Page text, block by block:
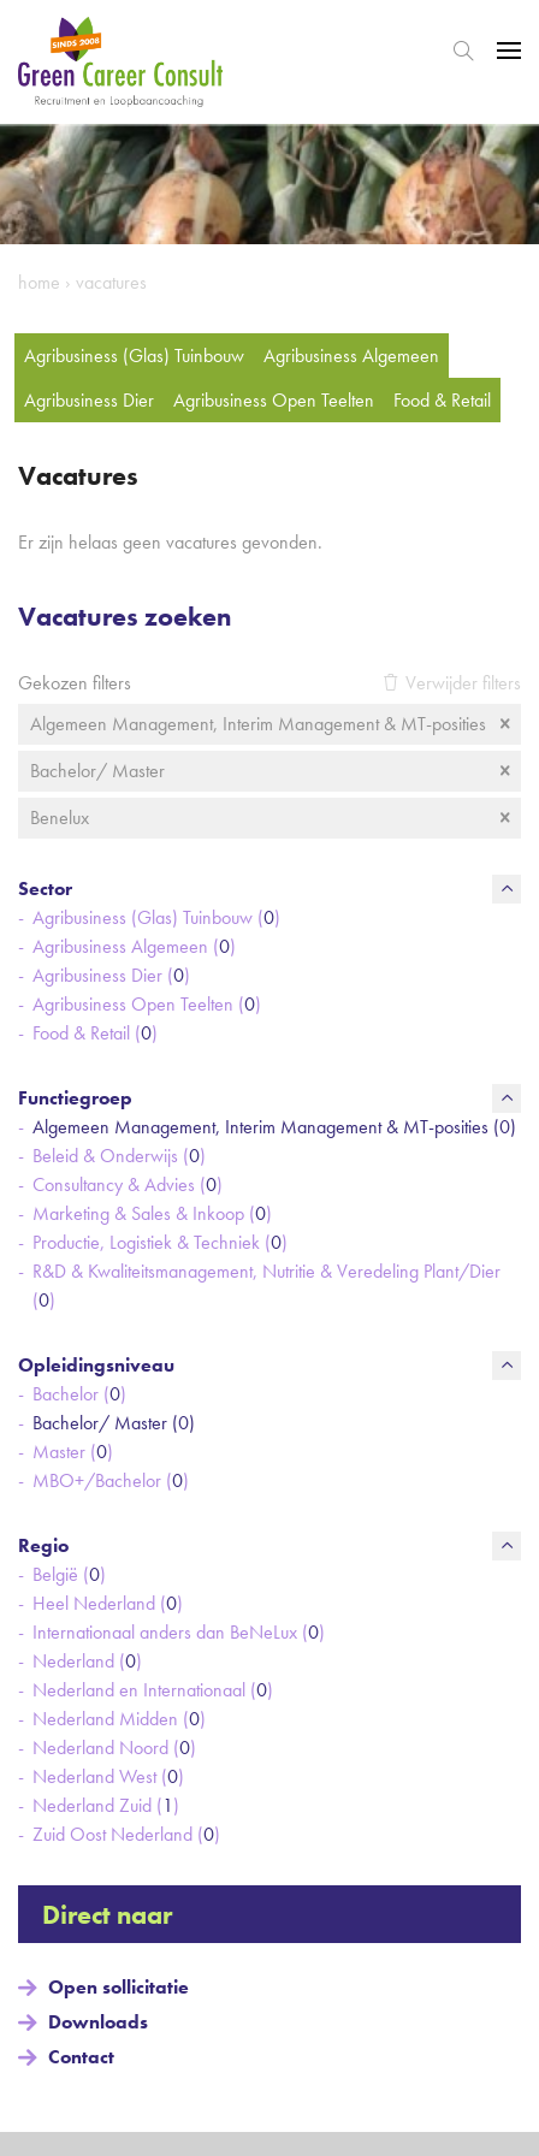
home › vacatures
Agribusiness (Glas) Tuinbouw
Agribusiness Algemeen
Agribusiness Dier
Agribusiness Open Teelten Food & Retail
Vacatures
Er zijn helaas geen vacatures gevonden.
Vacatures zoeken
Gekozen filters
Verwijder filters
Algemeen Management, Interim Management & MT-posities
Bachelor/ Master
Benelux
Sector
Agribusiness (Glas) Tuinbouw (0)
Agribusiness Algemeen (0)
Agribusiness Dier (0)
Agribusiness Open Teelten (0)
Food & Retail (0)
Functiegroep
Algemeen Management, Interim Management & MT-posities (0)
Beleid & Onderwijs (0)
Consultancy & Advies (0)
Marketing & Sales & Inkoop (0)
Productie, Logistiek & Techniek (0)
R&D & Kwaliteitsmanagement, Nutritie & Veredeling Plant/Dier
(0)
Opleidingsniveau
Bachelor (0)
Bachelor/ Master (0)
Master (0)
MBO+/Bachelor (0)
Regio
België (0)
Heel Nederland (0)
Internationaal anders dan BeNeLux (0)
Nederland (0)
Nederland en Internationaal (0)
Nederland Midden (0)
Nederland Noord (0)
Nederland West (0)
Nederland Zuid (1)
Zuid Oost Nederland (0)
Direct naar
Open sollicitatie
Downloads
Contact